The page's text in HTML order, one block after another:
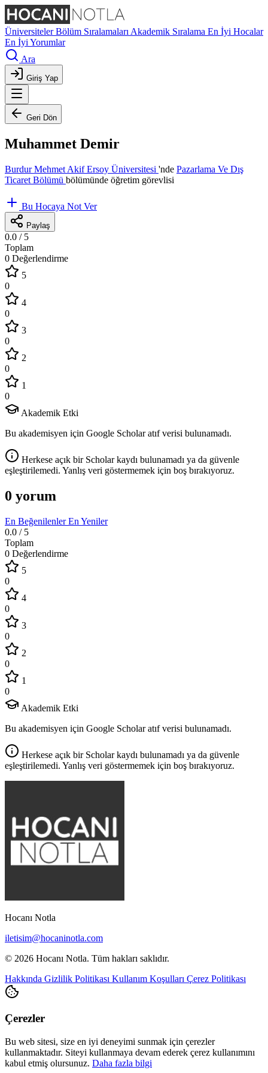
ÜniversitelerBölüm Sıralamaları Akademik Sıralama En İyi Hocalar
En İyi Yorumlar
Ara
Giriş Yap
Geri Dön
Muhammet Demir
Burdur Mehmet Akif Ersoy Üniversitesi 'nde Pazarlama Ve Dış
Ticaret Bölümü bölümünde öğretim görevlisi
Bu Hocaya Not Ver
Paylaş
0.0 / 5
Toplam
0 Değerlendirme
5
0
4
0
3
0
2
0
1
0
Akademik Etki
Bu akademisyen için Google Scholar atıf verisi bulunamadı.
Herkese açık bir Scholar kaydı bulunamadı ya da güvenle
eşleştirilemedi. Yanlış veri göstermemek için boş bırakıyoruz.
0 yorum
En BeğenilenlerEn Yeniler
0.0 / 5
Toplam
0 Değerlendirme
5
0
4
0
3
0
2
0
1
0
Akademik Etki
Bu akademisyen için Google Scholar atıf verisi bulunamadı.
Herkese açık bir Scholar kaydı bulunamadı ya da güvenle
eşleştirilemedi. Yanlış veri göstermemek için boş bırakıyoruz.
Hocanı Notla
iletisim@hocaninotla.com
© 2026 Hocanı Notla. Tüm hakları saklıdır.
Hakkında Gizlilik Politikası Kullanım Koşulları Çerez Politikası
Çerezler
Bu web sitesi, size en iyi deneyimi sunmak için çerezler
kullanmaktadır. Siteyi kullanmaya devam ederek çerez kullanımını
kabul etmiş olursunuz. Daha fazla bilgi